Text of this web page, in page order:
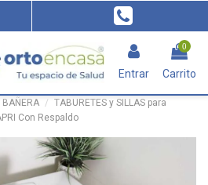
Entrar
0
Carrito
TABURETES y SILLAS para
Con Respaldo